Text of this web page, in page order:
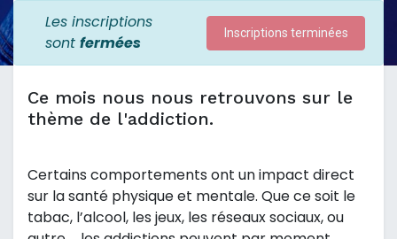
Les inscriptions
sont fermées
Inscriptions terminées
Ce mois nous nous retrouvons sur le
thème de l'addiction.
Certains comportements ont un impact direct
sur la santé physique et mentale. Que ce soit le
tabac, l’alcool, les jeux, les réseaux sociaux, ou